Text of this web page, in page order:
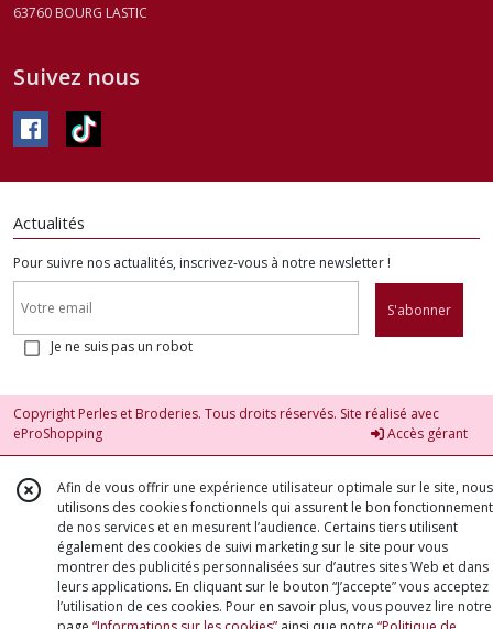
63760 BOURG LASTIC
Suivez nous
Actualités
Pour suivre nos actualités, inscrivez-vous à notre newsletter !
S'abonner
Je ne suis pas un robot
Copyright Perles et Broderies. Tous droits réservés. Site réalisé avec
eProShopping
Accès gérant
Afin de vous offrir une expérience utilisateur optimale sur le site, nous
utilisons des cookies fonctionnels qui assurent le bon fonctionnement
de nos services et en mesurent l’audience. Certains tiers utilisent
également des cookies de suivi marketing sur le site pour vous
montrer des publicités personnalisées sur d’autres sites Web et dans
leurs applications. En cliquant sur le bouton “J’accepte” vous acceptez
l’utilisation de ces cookies. Pour en savoir plus, vous pouvez lire notre